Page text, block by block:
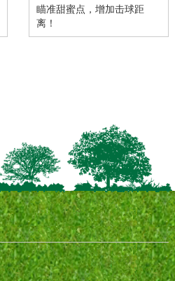
瞄准甜蜜点，增加击球距
离！